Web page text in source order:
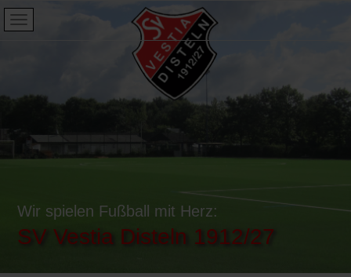
SV Vestia Disteln 1912/27
Wir spielen Fußball mit Herz: